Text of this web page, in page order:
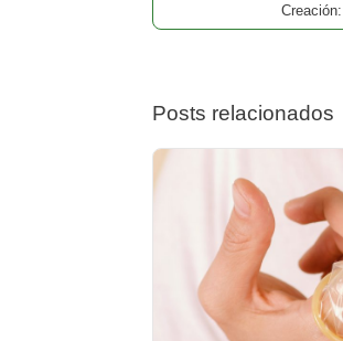
Posts relacionados